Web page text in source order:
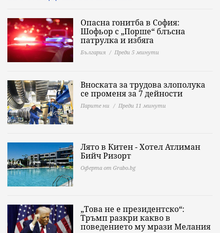
Опасна гонитба в София:
Шофьор с „Порше“ блъсна
патрулка и избяга
България Преди 5 минути
Вноската за трудова злополука
се променя за 7 дейности
Парите ни Преди 11 минути
Лято в Китен - Хотел Атлиман
Бийч Ризорт
Оферта от Grabo.bg
„Това не е президентско“:
Тръмп разкри какво в
поведението му мрази Мелания